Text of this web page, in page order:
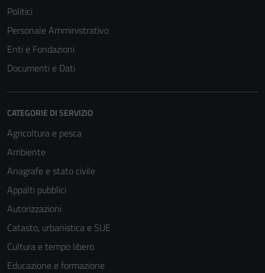
Politici
Personale Amministrativo
Enti e Fondazioni
Documenti e Dati
CATEGORIE DI SERVIZIO
Agricoltura e pesca
Ambiente
Anagrafe e stato civile
Appalti pubblici
Autorizzazioni
Catasto, urbanistica e SUE
Cultura e tempo libero
Educazione e formazione